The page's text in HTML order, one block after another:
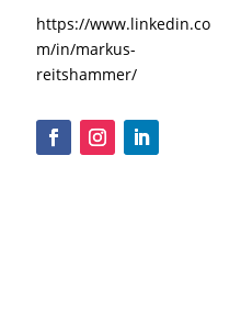
https://www.linkedin.co
m/in/markus-
reitshammer/